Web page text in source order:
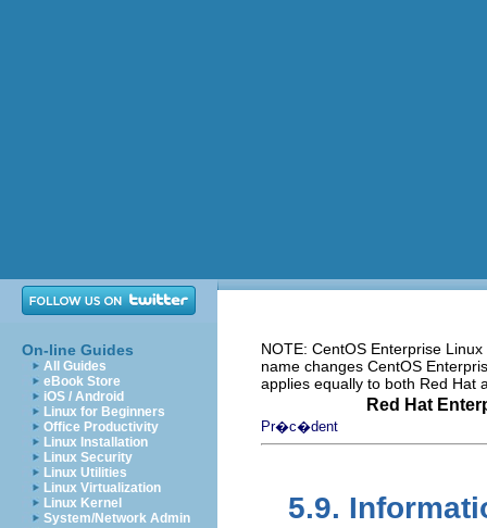
On-line Guides
All Guides
eBook Store
iOS / Android
Linux for Beginners
Office Productivity
Linux Installation
Linux Security
Linux Utilities
Linux Virtualization
Linux Kernel
System/Network Admin
NOTE: CentOS Enterprise
name changes CentOS
applies equally to both Red Hat
Red Hat
Pr�c�dent
5.9.